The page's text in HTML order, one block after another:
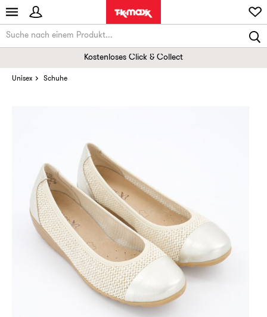
Kostenloses Click & Collect
Unisex Schuhe